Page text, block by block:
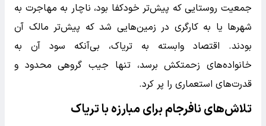
جمعیت روستایی که پیش‌تر خودکفا بود، ناچار به مهاجرت به
شهرها یا به کارگری در زمین‌هایی شد که پیش‌تر مالک آن
بودند. اقتصاد وابسته به تریاک، بی‌آنکه سود آن به
خانواده‌های زحمتکش برسد، تنها جیب گروهی محدود و
قدرت‌های استعماری را پر کرد.
تلاش‌های نافرجام برای مبارزه با تریاک